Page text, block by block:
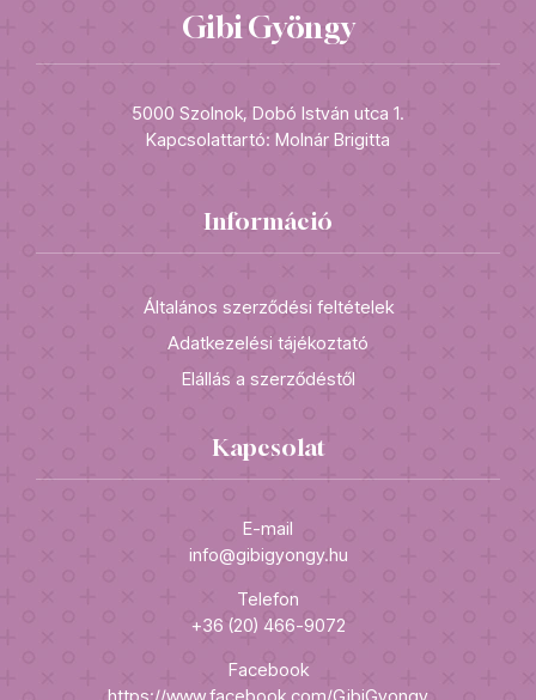
Gibi Gyöngy
5000 Szolnok, Dobó István utca 1.
Kapcsolattartó: Molnár Brigitta
Információ
Általános szerződési feltételek
Adatkezelési tájékoztató
Elállás a szerződéstől
Kapcsolat
E-mail
info@gibigyongy.hu
Telefon
+36 (20) 466-9072
Facebook